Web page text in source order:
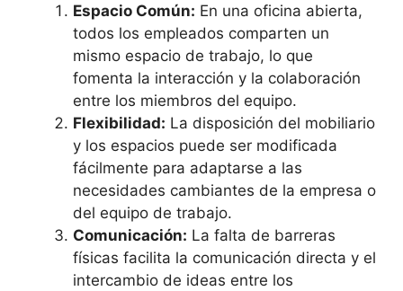
Espacio Común: En una oficina abierta,
todos los empleados comparten un
mismo espacio de trabajo, lo que
fomenta la interacción y la colaboración
entre los miembros del equipo.
Flexibilidad: La disposición del mobiliario
y los espacios puede ser modificada
fácilmente para adaptarse a las
necesidades cambiantes de la empresa o
del equipo de trabajo.
Comunicación: La falta de barreras
físicas facilita la comunicación directa y el
intercambio de ideas entre los